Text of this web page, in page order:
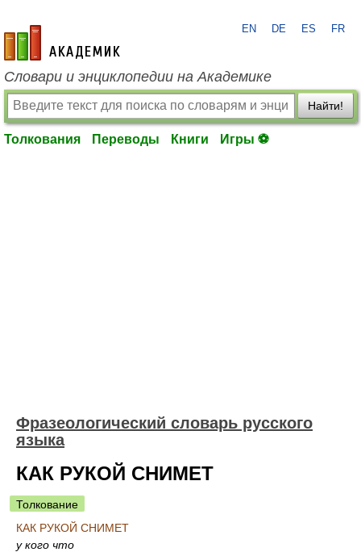
academic.ru
EN DE ES FR
Словари и энциклопедии на Академике
Найти!
Толкования Переводы Книги Игры ⚽
Фразеологический словарь русского
языка
КАК РУКОЙ СНИМЕТ
Толкование
КАК РУКОЙ СНИМЕТ
у кого что